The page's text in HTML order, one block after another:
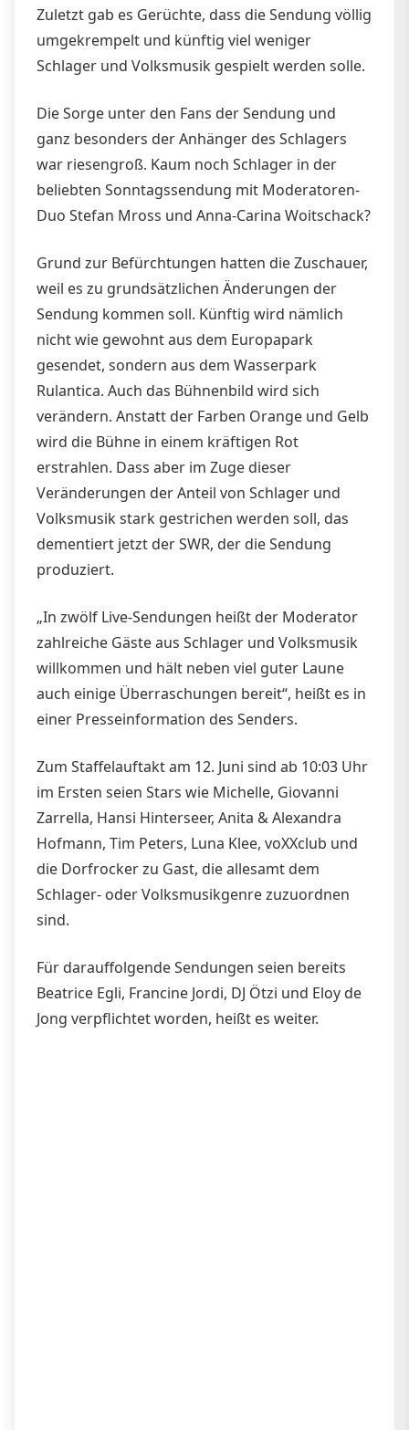
Zuletzt gab es Gerüchte, dass die Sendung völlig
umgekrempelt und künftig viel weniger
Schlager und Volksmusik gespielt werden solle.
Die Sorge unter den Fans der Sendung und
ganz besonders der Anhänger des Schlagers
war riesengroß. Kaum noch Schlager in der
beliebten Sonntagssendung mit Moderatoren-
Duo Stefan Mross und Anna-Carina Woitschack?
Grund zur Befürchtungen hatten die Zuschauer,
weil es zu grundsätzlichen Änderungen der
Sendung kommen soll. Künftig wird nämlich
nicht wie gewohnt aus dem Europapark
gesendet, sondern aus dem Wasserpark
Rulantica. Auch das Bühnenbild wird sich
verändern. Anstatt der Farben Orange und Gelb
wird die Bühne in einem kräftigen Rot
erstrahlen. Dass aber im Zuge dieser
Veränderungen der Anteil von Schlager und
Volksmusik stark gestrichen werden soll, das
dementiert jetzt der SWR, der die Sendung
produziert.
„In zwölf Live-Sendungen heißt der Moderator
zahlreiche Gäste aus Schlager und Volksmusik
willkommen und hält neben viel guter Laune
auch einige Überraschungen bereit“, heißt es in
einer Presseinformation des Senders.
Zum Staffelauftakt am 12. Juni sind ab 10:03 Uhr
im Ersten seien Stars wie Michelle, Giovanni
Zarrella, Hansi Hinterseer, Anita & Alexandra
Hofmann, Tim Peters, Luna Klee, voXXclub und
die Dorfrocker zu Gast, die allesamt dem
Schlager- oder Volksmusikgenre zuzuordnen
sind.
Für darauffolgende Sendungen seien bereits
Beatrice Egli, Francine Jordi, DJ Ötzi und Eloy de
Jong verpflichtet worden, heißt es weiter.